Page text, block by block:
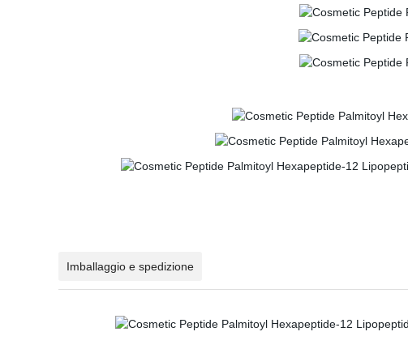
Imballaggio e spedizione